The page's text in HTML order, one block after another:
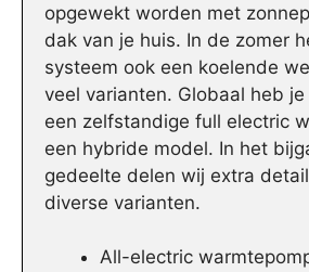
opgewekt worden met
dak van je huis. In de zomer
systeem ook een koelende
veel varianten. Globaal heb
een zelfstandige full electric
een hybride model. In het
gedeelte delen wij extra
diverse varianten.
All-electric